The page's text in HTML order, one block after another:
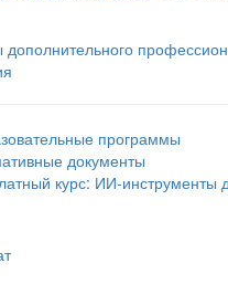
программы
документы
курс: ИИ‑инструменты